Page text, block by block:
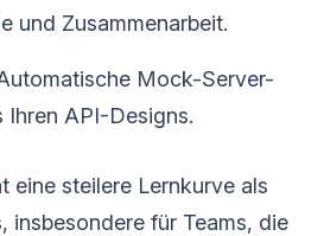
und Zusammenarbeit.
Mock-Server-
Ihren API-Designs.
eine steilere Lernkurve als
insbesondere für Teams, die